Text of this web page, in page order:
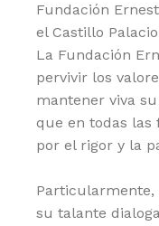
Fundación
el Castillo
La Fundación
pervivir los
mantener viva
que en todas las
por el rigor y la
Particularmente,
su talante